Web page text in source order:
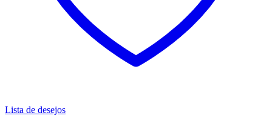
Lista de desejos